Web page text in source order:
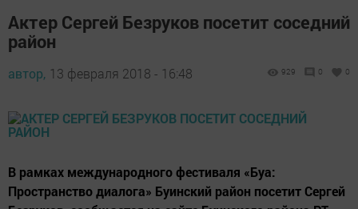
Актер Сергей Безруков посетит соседний
район
автор, 13 февраля 2018 - 16:48 929 0 0
В рамках международного фестиваля «Буа:
Пространство диалога» Буинский район посетит Сергей